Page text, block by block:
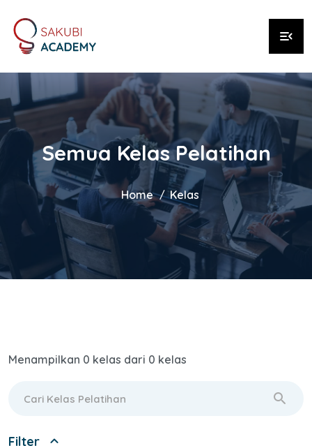
menu_open
Semua Kelas Pelatihan
Home Kelas
Menampilkan 0 kelas dari 0 kelas
search
Filter expand_less